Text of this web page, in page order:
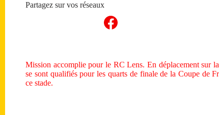
Partagez sur vos réseaux
Mission accomplie pour le RC Lens. En déplacement sur
se sont qualifiés pour les quarts de finale de la Coupe de
ce stade.